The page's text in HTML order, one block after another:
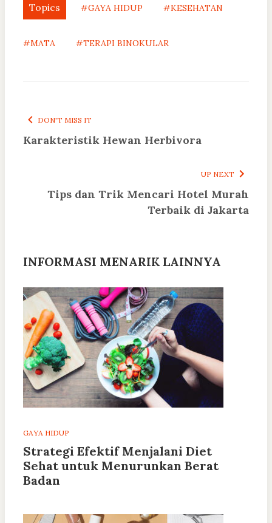
Topics #GAYA HIDUP #KESEHATAN
#MATA #TERAPI BINOKULAR
DON'T MISS IT
Karakteristik Hewan Herbivora
UP NEXT
Tips dan Trik Mencari Hotel Murah
Terbaik di Jakarta
INFORMASI MENARIK LAINNYA
GAYA HIDUP
Strategi Efektif Menjalani Diet
Sehat untuk Menurunkan Berat
Badan